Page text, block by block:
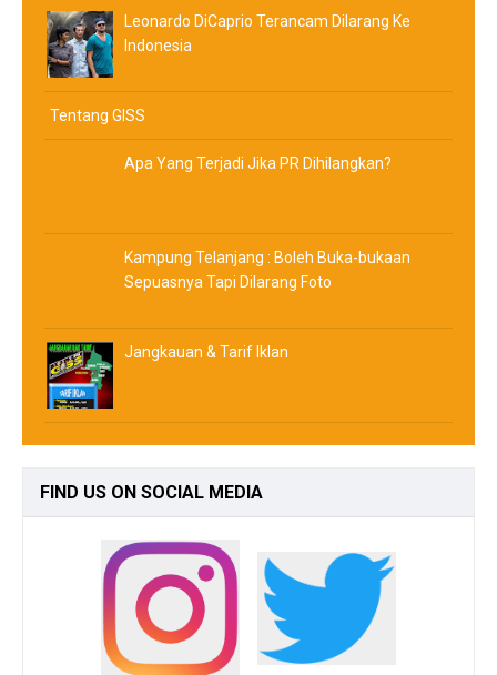
Leonardo DiCaprio Terancam Dilarang Ke
Indonesia
Tentang GISS
Apa Yang Terjadi Jika PR Dihilangkan?
Kampung Telanjang : Boleh Buka-bukaan
Sepuasnya Tapi Dilarang Foto
Jangkauan & Tarif Iklan
FIND US ON SOCIAL MEDIA